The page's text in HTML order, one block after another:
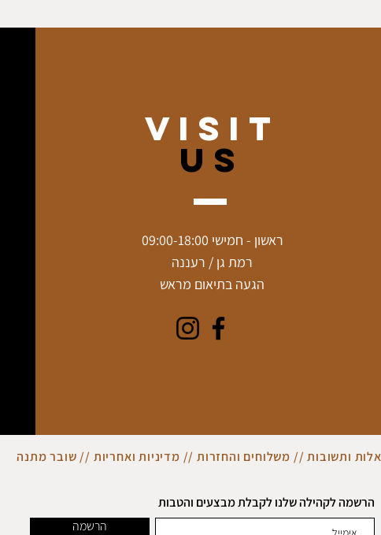
VISIT
US
ראשון - חמישי 09:00-18:00
רמת גן / רעננה
הגעה בתיאום מראש
ותשובות// משלוחים והחזרות // מדיניות ואחריות // שובר מתנה
הרשמה לקהילה שלנו לקבלת מבצעים והטבות
הרשמה